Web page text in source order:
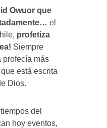
Owuor que
el
profetiza
Siempre
profecía más
está escrita
Dios.
del
hoy eventos,